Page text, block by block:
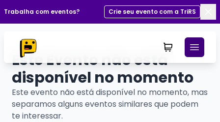
Trabalha com eventos?
Crie seu evento com a TriRS
Este Evento não está
disponível no momento
Este evento não está disponível no momento, mas
separamos alguns eventos similares que podem
te interessar.